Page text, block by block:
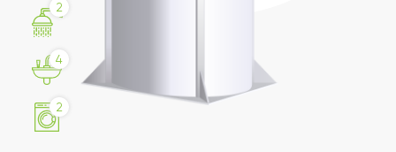
2
4
2